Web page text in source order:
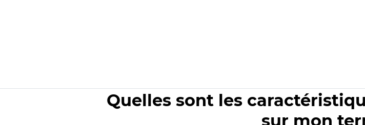
Quelles sont les
sur mon